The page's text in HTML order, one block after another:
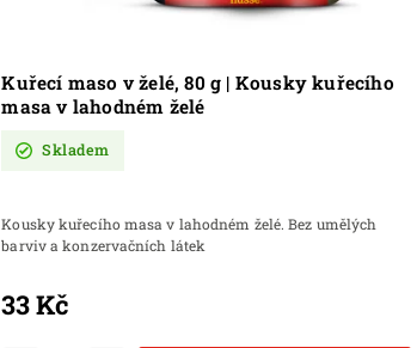
Kuřecí maso v želé, 80 g | Kousky kuřecího
masa v lahodném želé
Skladem
33 Kč
Kousky kuřecího masa v lahodném želé. Bez umělých
barviv a konzervačních látek